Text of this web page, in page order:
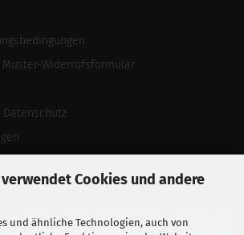
Cookies und andere
und ähnliche Technologien, auch von
Widerrufsformular